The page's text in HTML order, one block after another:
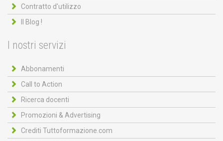
Contratto d'utilizzo
Il Blog !
I nostri servizi
Abbonamenti
Call to Action
Ricerca docenti
Promozioni & Advertising
Crediti Tuttoformazione.com